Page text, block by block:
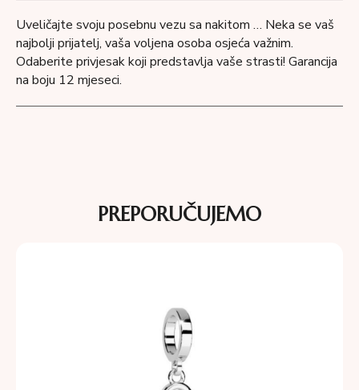
Uveličajte svoju posebnu vezu sa nakitom … Neka se vaš
najbolji prijatelj, vaša voljena osoba osjeća važnim.
Odaberite privjesak koji predstavlja vaše strasti! Garancija
na boju 12 mjeseci.
PREPORUČUJEMO